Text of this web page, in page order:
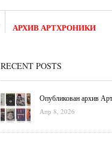
АРХИВ АРТХРОНИКИ
RECENT POSTS
Опубликован архив
Апр 8, 2026